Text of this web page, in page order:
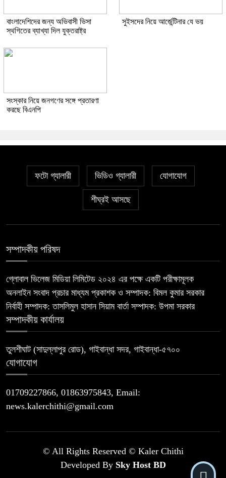
বাংলাদেশিদের জন্য অভিবাসী ভিসা
স্থগিতের ব্যাখ্যা দিল যুক্তরাষ্ট্র
সুইসদের নিয়ে আর্জেন্টিনার যে ভয়
সংস্কার নিয়ে জনগণের সঙ্গে প্রতারণা
করছে বিএনপি
ফটো গ্যালারী ভিডিও গ্যালারী যোগাযোগ
শীঘ্রই আসছে
সম্পাদকীয় পরিষদ
গ্লোবাল ভিলেজ মিডিয়া লিমিটেড ২০২৪ এর পক্ষে একটি পরীক্ষামূলক
অনলাইন সংবাদ প্রচার মাধ্যম প্রকাশক ও সম্পাদক: বিমল কুমার সরকার
নির্বাহী সম্পাদক: তাসলিমুল হাসান সিয়াম বার্তা সম্পাদক: উপমা সরকার
সম্পাদকীয় কার্যালয়
তুলশীঘাট (সাদুল্লাপুর রোড), গাইবান্ধা সদর, গাইবান্ধা-৫৭০০
যোগাযোগ
01709227866, 01863975843, Email:
news.kalerchithi@gmail.com
© All Rights Reserved © Kaler Chithi
Developed By Sky Host BD